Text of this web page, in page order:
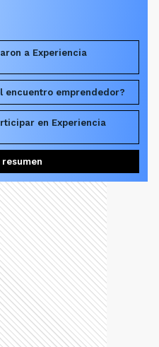
a Experiencia
encuentro emprendedor?
en Experiencia
resumen